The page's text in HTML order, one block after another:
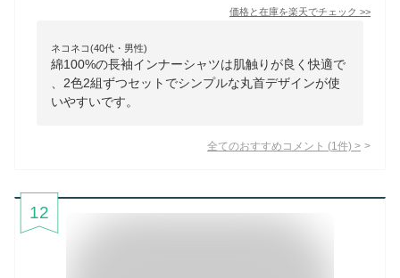
価格と在庫を楽天でチェック >>
ネコネコ(40代・男性)
綿100%の長袖インナーシャツは肌触りが良く快適で
、2色2組ずつセットでシンプルな丸首デザインが使
いやすいです。
全てのおすすめコメント (1 件) >
12